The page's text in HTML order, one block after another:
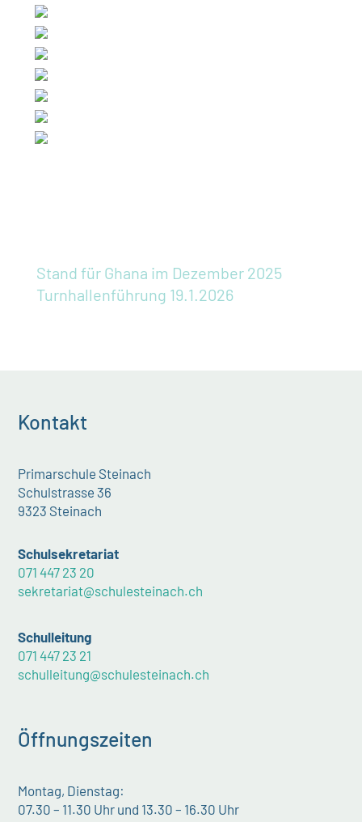
Stand für Ghana im Dezember 2025
Turnhallenführung 19.1.2026
Kontakt
Primarschule Steinach
Schulstrasse 36
9323 Steinach
Schulsekretariat
071 447 23 20
sekretariat@schulesteinach.ch
Schulleitung
071 447 23 21
schulleitung@schulesteinach.ch
Öffnungszeiten
Montag, Dienstag:
07.30 – 11.30 Uhr und 13.30 – 16.30 Uhr